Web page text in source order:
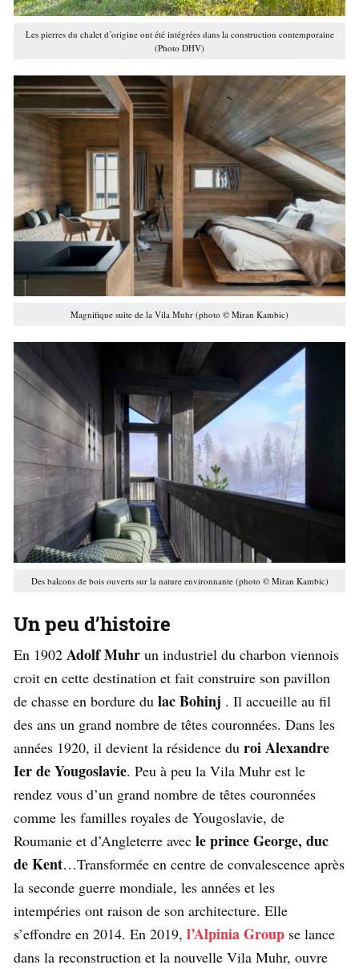
Les pierres du chalet d’origine ont été intégrées dans la construction contemporaine
(Photo DHV)
Magnifique suite de la Vila Muhr (photo © Miran Kambic)
Des balcons de bois ouverts sur la nature environnante (photo © Miran Kambic)
Un peu d’histoire
En 1902 Adolf Muhr un industriel du charbon viennois
croit en cette destination et fait construire son pavillon
de chasse en bordure du lac Bohinj . Il accueille au fil
des ans un grand nombre de têtes couronnées. Dans les
années 1920, il devient la résidence du roi Alexandre
Ier de Yougoslavie. Peu à peu la Vila Muhr est le
rendez vous d’un grand nombre de têtes couronnées
comme les familles royales de Yougoslavie, de
Roumanie et d’Angleterre avec le prince George, duc
de Kent…Transformée en centre de convalescence après
la seconde guerre mondiale, les années et les
intempéries ont raison de son architecture. Elle
s’effondre en 2014. En 2019, l’Alpinia Group se lance
dans la reconstruction et la nouvelle Vila Muhr, ouvre